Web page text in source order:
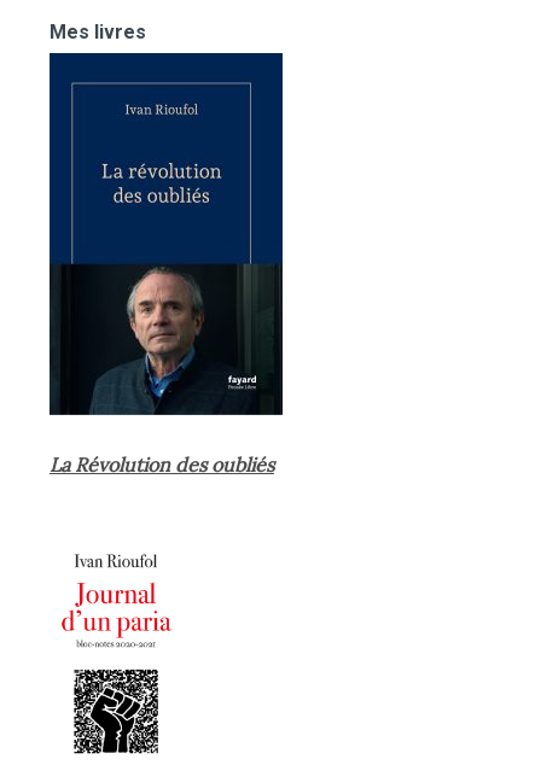
Mes livres
La Révolution des oubliés